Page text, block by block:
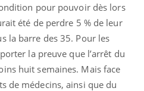
pour pouvoir dès lors
été de perdre 5 % de leur
la barre des 35. Pour les
la preuve que l’arrêt du
huit semaines. Mais face
de médecins, ainsi que du